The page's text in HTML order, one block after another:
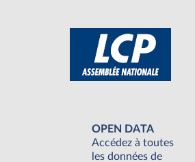
OPEN DATA
Accédez à toutes
les données de